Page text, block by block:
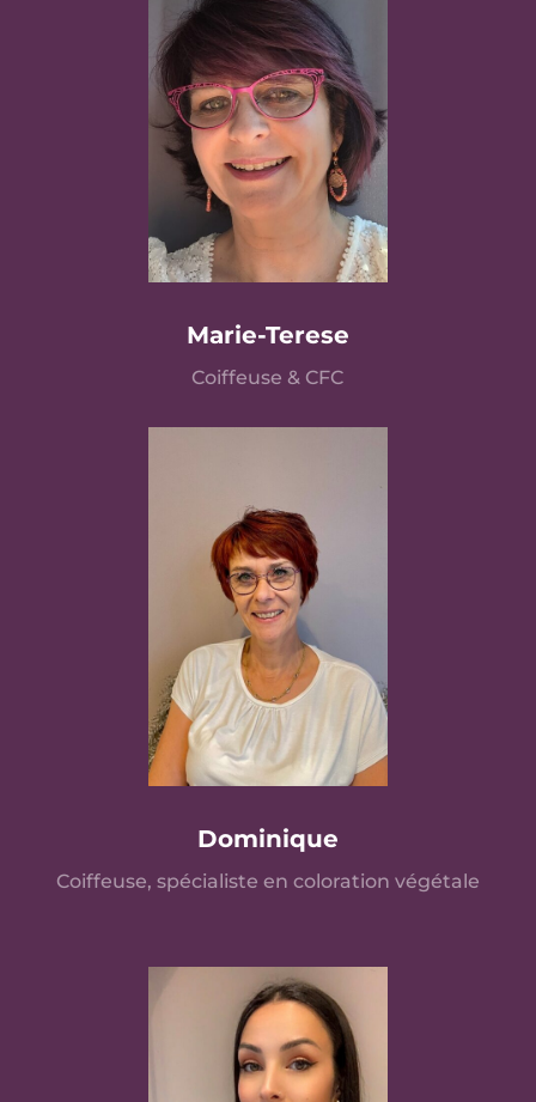
Marie-Terese
Coiffeuse& CFC
Dominique
Coiffeuse, spécialiste en coloration végétale